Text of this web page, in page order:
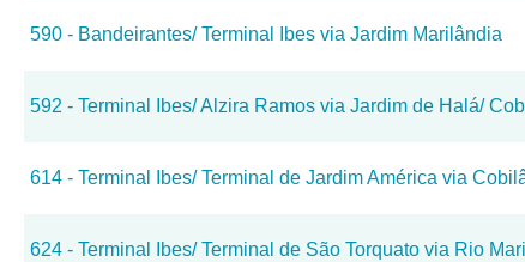
590 - Bandeirantes/ Terminal Ibes via Jardim Marilândia
592 - Terminal Ibes/ Alzira Ramos via Jardim de Halá/
614 - Terminal Ibes/ Terminal de Jardim América via
624 - Terminal Ibes/ Terminal de São Torquato via Rio